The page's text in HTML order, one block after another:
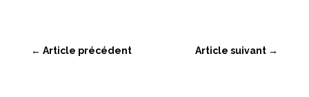
← Article précédent Article suivant →